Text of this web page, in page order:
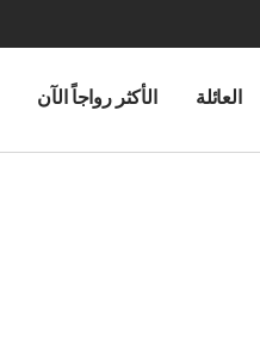
العائلة الأكثر رواجاً الآن